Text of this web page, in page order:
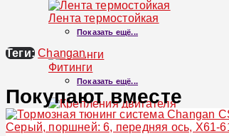
Лента термостойкая
Показать ещё...
Фитинги
Показать ещё...
Крепления двигателя
Показать ещё...
Теги: Changan
Покупают вместе